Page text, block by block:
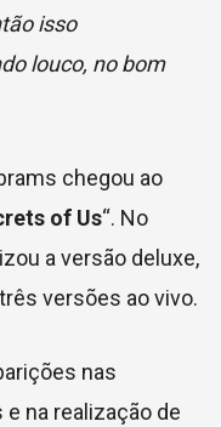
isso
louco, no bom
chegou ao
of Us“. No
a versão deluxe,
versões ao vivo.
nas
na realização de